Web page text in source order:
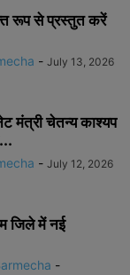
रूप से प्रस्तुत करें
- July 13, 2026
मंत्री चेतन्य काश्यप
- July 12, 2026
जिले में नई
-